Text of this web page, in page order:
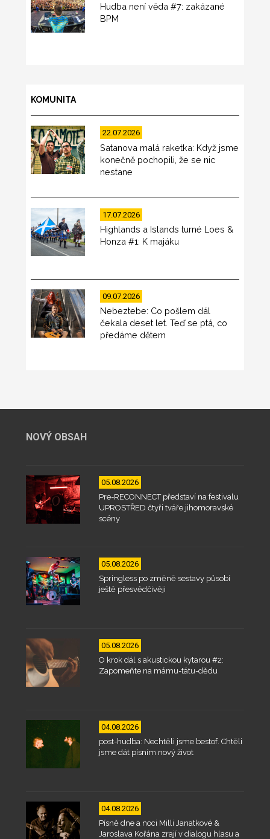
Hudba není věda #7: zakázané
BPM
KOMUNITA
22.07.2026
Satanova malá raketka: Když jsme
konečně pochopili, že se nic
nestane
17.07.2026
Highlands a Islands turné Loes &
Honza #1: K majáku
09.07.2026
Nebeztebe: Co pošlem dál
čekala deset let. Teď se ptá, co
předáme dětem
NOVÝ OBSAH
05.08.2026
Pre-RECONNECT představí na festivalu
UPROSTŘED čtyři tváře jihomoravské
scény
05.08.2026
Springless po změně sestavy působí
ještě přesvědčivěji
05.08.2026
O krok dál s akustickou kytarou #2:
Zapomeňte na mámu-tátu-dědu
04.08.2026
post-hudba: Nechtěli jsme bestof. Chtěli
jsme dát písním nový život
04.08.2026
Písně dne a noci Milli Janatkové &
Jaroslava Kořána zrají v dialogu hlasu a